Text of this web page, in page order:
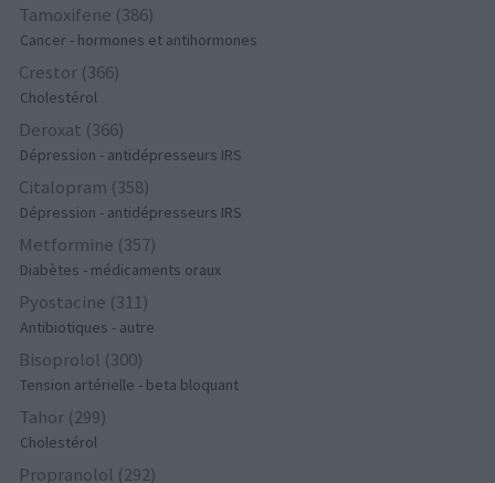
Tamoxifene (386)
Cancer - hormones et antihormones
Crestor (366)
Cholestérol
Deroxat (366)
Dépression - antidépresseurs IRS
Citalopram (358)
Dépression - antidépresseurs IRS
Metformine (357)
Diabètes - médicaments oraux
Pyostacine (311)
Antibiotiques - autre
Bisoprolol (300)
Tension artérielle - beta bloquant
Tahor (299)
Cholestérol
Propranolol (292)